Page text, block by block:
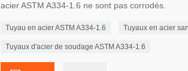
acier ASTM A334-1.6 ne sont pas corrodés.
Tuyau en acier ASTM A334-1.6 Tuyaux en acier
Tuyaux d'acier de soudage ASTM A334-1.6